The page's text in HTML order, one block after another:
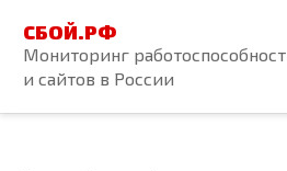
контенту
СБОЙ.РФ
Мониторинг
и сайтов в России